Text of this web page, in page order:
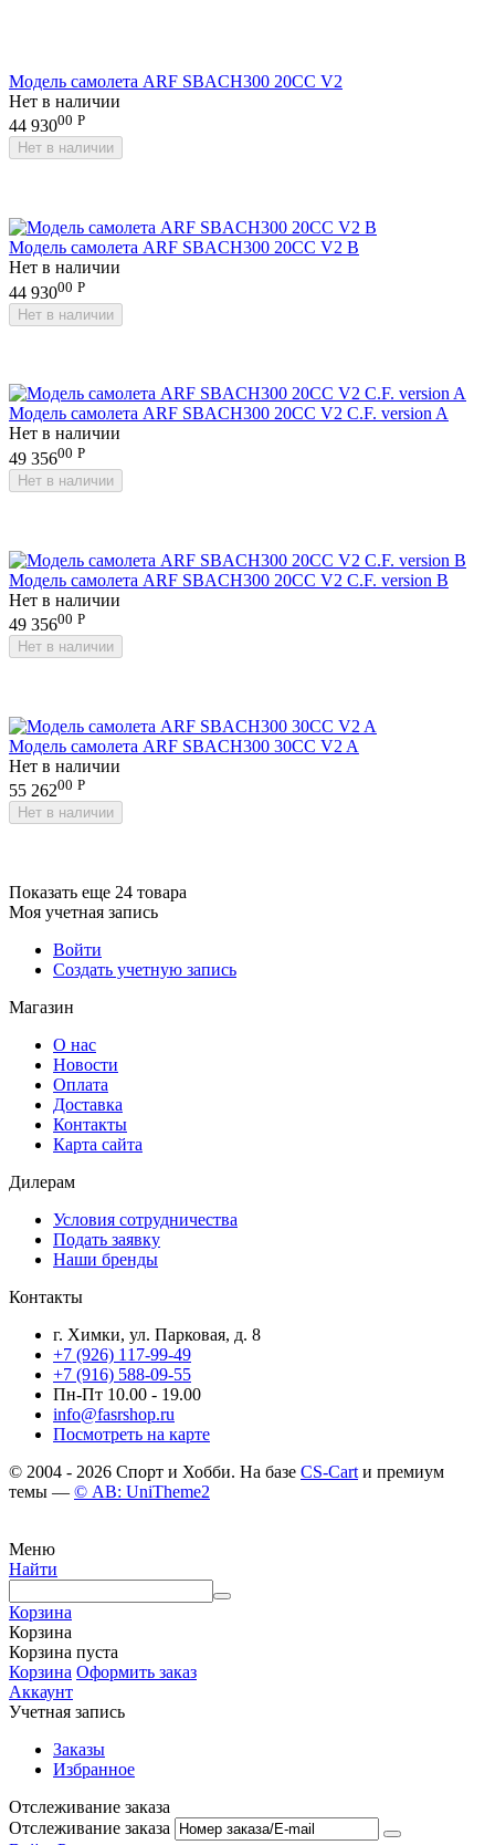
Модель самолета ARF SBACH300 20CC V2
Нет в наличии
44 93000 Р
Нет в наличии
Модель самолета ARF SBACH300 20CC V2 B
Нет в наличии
44 93000 Р
Нет в наличии
Модель самолета ARF SBACH300 20CC V2 C.F. version A
Нет в наличии
49 35600 Р
Нет в наличии
Модель самолета ARF SBACH300 20CC V2 C.F. version B
Нет в наличии
49 35600 Р
Нет в наличии
Модель самолета ARF SBACH300 30CC V2 A
Нет в наличии
55 26200 Р
Нет в наличии
Показать еще 24 товара
Моя учетная запись
Войти
Создать учетную запись
Магазин
О нас
Новости
Оплата
Доставка
Контакты
Карта сайта
Дилерам
Условия сотрудничества
Подать заявку
Наши бренды
Контакты
г. Химки, ул. Парковая, д. 8
+7 (926) 117-99-49
+7 (916) 588-09-55
Пн-Пт 10.00 - 19.00
info@fasrshop.ru
Посмотреть на карте
© 2004 - 2026 Спорт и Хобби. На базе CS-Cart и премиум
темы — © AB: UniTheme2
Меню
Найти
Корзина
Корзина
Корзина пуста
Корзина Оформить заказ
Аккаунт
Учетная запись
Заказы
Избранное
Отслеживание заказа
Отслеживание заказа